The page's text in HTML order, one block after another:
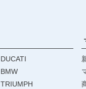
DUCATI
BMW
TRIUMPH